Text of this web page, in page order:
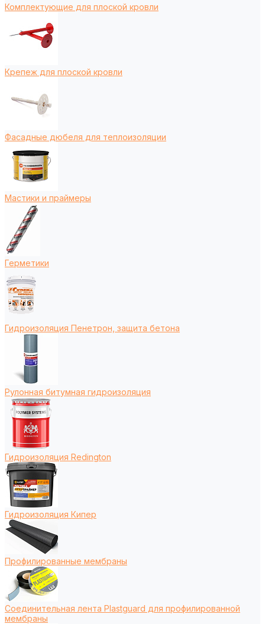
Комплектующие для плоской кровли
Крепеж для плоской кровли
Фасадные дюбеля для теплоизоляции
Мастики и праймеры
Герметики
Гидроизоляция Пенетрон, защита бетона
Рулонная битумная гидроизоляция
Гидроизоляция Redington
Гидроизоляция Кипер
Профилированные мембраны
Соединительная лента Plastguard для профилированной
мембраны